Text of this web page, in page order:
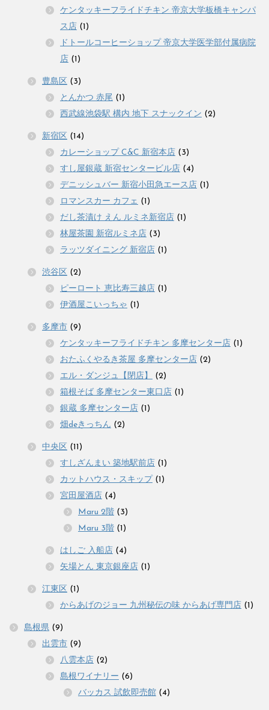
ケンタッキーフライドチキン 帝京大学板橋キャンパ
ス店 (1)
ドトールコーヒーショップ 帝京大学医学部付属病院
店 (1)
豊島区 (3)
とんかつ 赤尾 (1)
西武線池袋駅 構内 地下 スナックイン (2)
新宿区 (14)
カレーショップ C&C 新宿本店 (3)
すし屋銀蔵 新宿センタービル店 (4)
デニッシュバー 新宿小田急エース店 (1)
ロマンスカー カフェ (1)
だし茶漬け えん ルミネ新宿店 (1)
林屋茶園 新宿ルミネ店 (3)
ラッツダイニング 新宿店 (1)
渋谷区 (2)
ピーロート 恵比寿三越店 (1)
伊酒屋こいっちゃ (1)
多摩市 (9)
ケンタッキーフライドチキン 多摩センター店 (1)
おたふくやるき茶屋 多摩センター店 (2)
エル・ダンジュ【閉店】
(2)
箱根そば 多摩センター東口店 (1)
銀蔵 多摩センター店 (1)
畑deきっちん (2)
中央区 (11)
すしざんまい 築地駅前店 (1)
カットハウス・スキップ (1)
宮田屋酒店 (4)
Maru 2階 (3)
Maru 3階 (1)
はしご 入船店 (4)
矢場とん 東京銀座店 (1)
江東区 (1)
からあげのジョー 九州秘伝の味 からあげ専門店 (1)
島根県 (9)
出雲市 (9)
八雲本店 (2)
島根ワイナリー (6)
バッカス 試飲即売館 (4)